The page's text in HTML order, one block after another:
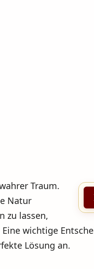
Traum.
Natur
zu lassen,
wichtige
Lösung an.